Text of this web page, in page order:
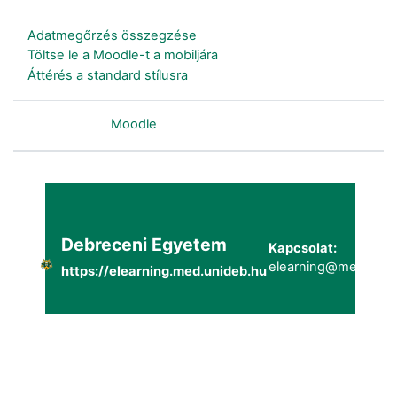
Adatmegőrzés összegzése
Töltse le a Moodle-t a mobiljára
Áttérés a standard stílusra
Moodle
Debreceni Egyetem
https://elearning.med.unideb.hu
Kapcsolat: